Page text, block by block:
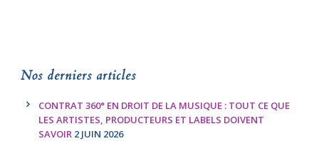
Nos derniers articles
CONTRAT 360° EN DROIT DE LA MUSIQUE : TOUT CE QUE
LES ARTISTES, PRODUCTEURS ET LABELS DOIVENT
SAVOIR 2 JUIN 2026